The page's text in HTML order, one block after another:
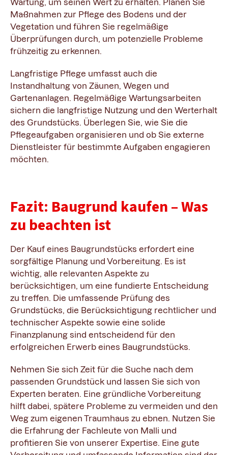
Wartung, um seinen Wert zu erhalten. Planen Sie
Maßnahmen zur Pflege des Bodens und der
Vegetation und führen Sie regelmäßige
Überprüfungen durch, um potenzielle Probleme
frühzeitig zu erkennen.
Langfristige Pflege umfasst auch die
Instandhaltung von Zäunen, Wegen und
Gartenanlagen. Regelmäßige Wartungsarbeiten
sichern die langfristige Nutzung und den Werterhalt
des Grundstücks. Überlegen Sie, wie Sie die
Pflegeaufgaben organisieren und ob Sie externe
Dienstleister für bestimmte Aufgaben engagieren
möchten.
Fazit: Baugrund kaufen – Was
zu beachten ist
Der Kauf eines Baugrundstücks erfordert eine
sorgfältige Planung und Vorbereitung. Es ist
wichtig, alle relevanten Aspekte zu
berücksichtigen, um eine fundierte Entscheidung
zu treffen. Die umfassende Prüfung des
Grundstücks, die Berücksichtigung rechtlicher und
technischer Aspekte sowie eine solide
Finanzplanung sind entscheidend für den
erfolgreichen Erwerb eines Baugrundstücks.
Nehmen Sie sich Zeit für die Suche nach dem
passenden Grundstück und lassen Sie sich von
Experten beraten. Eine gründliche Vorbereitung
hilft dabei, spätere Probleme zu vermeiden und den
Weg zum eigenen Traumhaus zu ebnen. Nutzen Sie
die Erfahrung der Fachleute von Malli und
profitieren Sie von unserer Expertise. Eine gute